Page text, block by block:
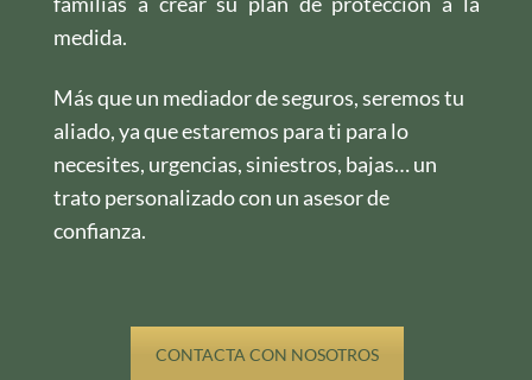
medida.
Más que un mediador de seguros, seremos tu
aliado, ya que estaremos para ti para lo
necesites, urgencias, siniestros, bajas… un
trato personalizado con un asesor de
confianza.
CONTACTA CON NOSOTROS